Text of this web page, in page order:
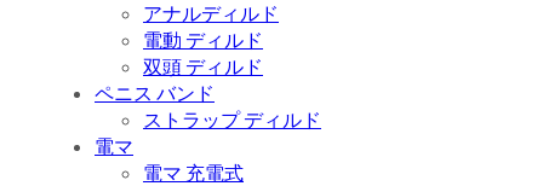
アナルディルド
電動 ディルド
双頭 ディルド
ペニス バンド
ストラップ ディルド
電マ
電マ 充電式